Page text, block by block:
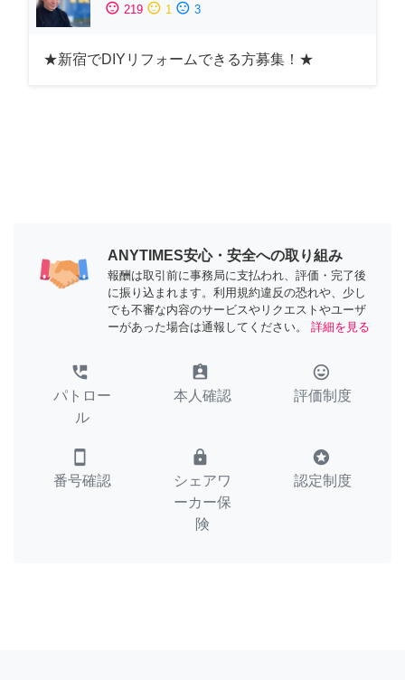
sentiment_satisfied 219 sentiment_neutral 1 sentiment_dissatisfied 3
★新宿でDIYリフォームできる方募集！★
ANYTIMES安心・安全への取り組み
報酬は取引前に事務局に支払われ、評価・完了後
に振り込まれます。利用規約違反の恐れや、少し
でも不審な内容のサービスやリクエストやユーザ
ーがあった場合は通報してください。
詳細を見る
perm_phone_msg
パトロー
ル
assignment_ind
本人確認
tag_faces
評価制度
smartphone
番号確認
lock
シェアワ
ーカー保
険
stars
認定制度